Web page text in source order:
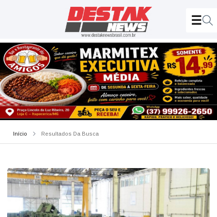
Início Resultados Da Busca